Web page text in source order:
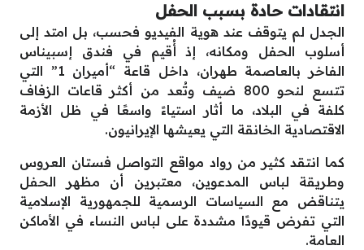
انتقادات حادة بسبب الحفل
الجدل لم يتوقف عند هوية الفيديو فحسب، بل امتد إلى
أسلوب الحفل ومكانه، إذ أُقيم في فندق إسبيناس
الفاخر بالعاصمة طهران، داخل قاعة “أميران 1” التي
تتسع لنحو 800 ضيف وتُعد من أكثر قاعات الزفاف
كلفة في البلاد، ما أثار استياءً واسعًا في ظل الأزمة
الاقتصادية الخانقة التي يعيشها الإيرانيون.
كما انتقد كثير من رواد مواقع التواصل فستان العروس
وطريقة لباس المدعوين، معتبرين أن مظهر الحفل
يتناقض مع السياسات الرسمية للجمهورية الإسلامية
التي تفرض قيودًا مشددة على لباس النساء في الأماكن
العامة.